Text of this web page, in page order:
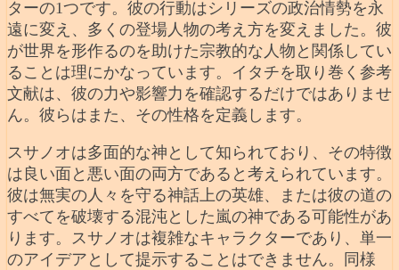
ターの1つです。彼の行動はシリーズの政治情勢を永
遠に変え、多くの登場人物の考え方を変えました。彼
が世界を形作るのを助けた宗教的な人物と関係してい
ることは理にかなっています。イタチを取り巻く参考
文献は、彼の力や影響力を確認するだけではありませ
ん。彼らはまた、その性格を定義します。
スサノオは多面的な神として知られており、その特徴
は良い面と悪い面の両方であると考えられています。
彼は無実の人々を守る神話上の英雄、または彼の道の
すべてを破壊する混沌とした嵐の神である可能性があ
ります。スサノオは複雑なキャラクターであり、単一
のアイデアとして提示することはできません。同様